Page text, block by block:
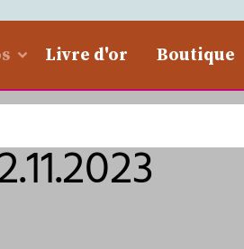
Livre d'or Boutique